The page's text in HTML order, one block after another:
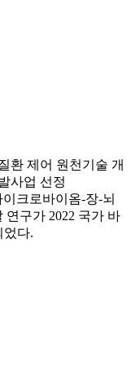
환 제어 원천기술 개
사업 선정
크로바이옴-장-뇌
연구가 2022 국가 바
었다.